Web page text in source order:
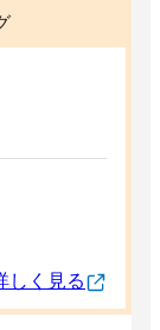
しく見る